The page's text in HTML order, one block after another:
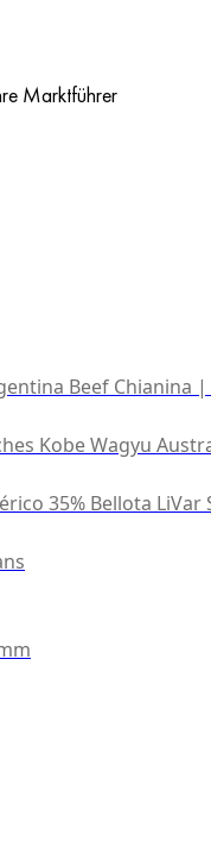
Marktführer
Beef Chianina |
Kobe Wagyu
35% Bellota LiVar